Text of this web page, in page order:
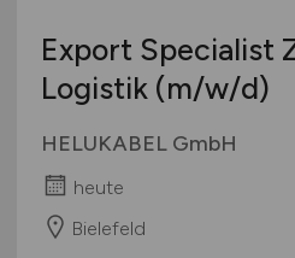
Export Specialist
Logistik (m/w/d)
HELUKABEL GmbH
heute
Bielefeld